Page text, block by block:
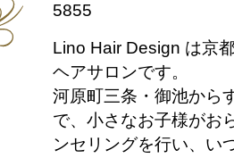
5855
Lino Hair Design は京
ヘアサロンです。
河原町三条・御池から
で、小さなお子様がお
ンセリングを行い、い